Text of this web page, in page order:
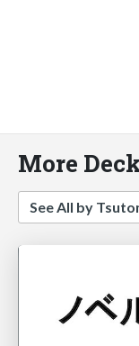
More
See All by